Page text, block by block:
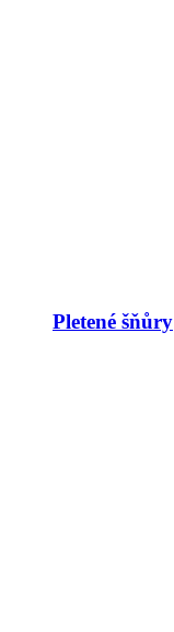
Pletené šňůry